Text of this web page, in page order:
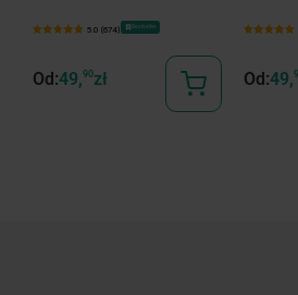
5.0 (674) Bestseller
Od:49,90zł Od:49,